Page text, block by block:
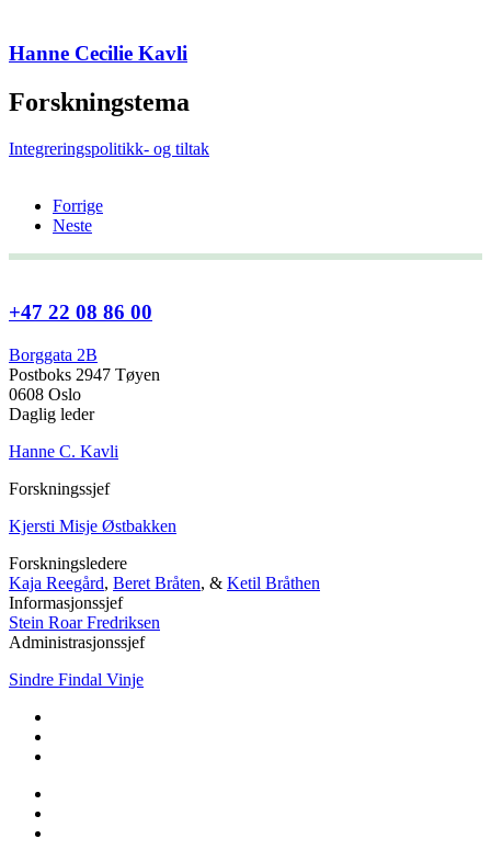
Hanne Cecilie Kavli
Forskningstema
Integreringspolitikk- og tiltak
Forrige
Neste
+47 22 08 86 00
Borggata 2B
Postboks 2947 Tøyen
0608 Oslo
Daglig leder
Hanne C. Kavli
Forskningssjef
Kjersti Misje Østbakken
Forskningsledere
Kaja Reegård, Beret Bråten, & Ketil Bråthen
Informasjonssjef
Stein Roar Fredriksen
Administrasjonssjef
Sindre Findal Vinje